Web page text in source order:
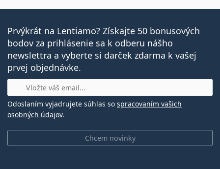
Prvýkrát na Lentiamo? Získajte 50 bonusových
bodov za prihlásenie sa k odberu nášho
newslettra a vyberte si darček zdarma k vašej
prvej objednávke.
E-mail
Chcem novinky
Odoslaním vyjadrujete súhlas so spracovaním vašich
osobných údajov.